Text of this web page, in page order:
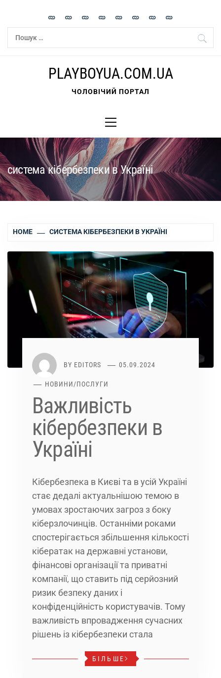
content
Пошук:
PLAYBOYUA.COM.UA
ЧОЛОВІЧИЙ ПОРТАЛ
Menu
система кібербезпеки в Україні
HOME СИСТЕМА КІБЕРБЕЗПЕКИ В УКРАЇНІ
BY EDITORS 05.09.2024
НОВИНИ/ПОСЛУГИ
Важливість
кібербезпеки в
Україні
Кібербезпека в Києві та в усій Україні
стає дедалі актуальнішою темою в
умовах зростаючих загроз з боку
кіберзлочинців. Останніми роками
спостерігається збільшення кількості
кібератак на державні установи,
фінансові організації та приватні
компанії, що ставить під серйозний
ризик безпеку даних і
конфіденційність користувачів. Тому
важливість впровадження сучасних
рішень із кібербезпеки стала
БІЛЬШЕ